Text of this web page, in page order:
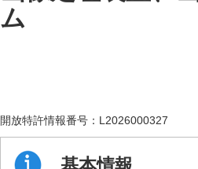
ム
開放特許情報番号： L2026000327